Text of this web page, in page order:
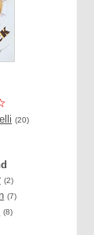
(20)
(2)
(7)
(8)